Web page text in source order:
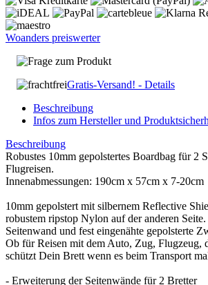
Woanders preiswerter
Frage zum Produkt
Gratis-Versand! - Details
Beschreibung
Infos zum Hersteller und
Beschreibung
Robustes 10mm gepolstertes Boardbag für 2
Flugreisen.
Innenabmessungen: 190cm x 57cm x 7-20cm
10mm gepolstert mit silbernem Reflective
robustem ripstop Nylon auf der anderen
Seitenwand und fest eingenähte gepolsterte
Ob für Reisen mit dem Auto, Zug, Flugzeug,
schützt Dein Brett wenn es beim Transport
- Erweiterung der Seitenwände für 2 Bretter